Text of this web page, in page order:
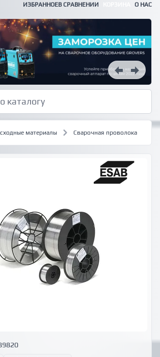
ИЗБРАННОЕВ СРАВНЕНИИ О НАС
материалы Сварочная проволока